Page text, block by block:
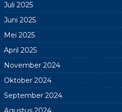
Juli 2025
Juni 2025
Mei 2025
April 2025
November 2024
Oktober 2024
September 2024